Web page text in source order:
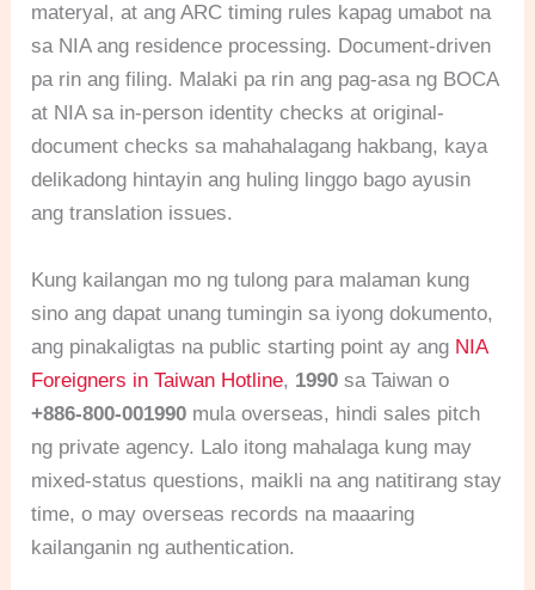
materyal, at ang ARC timing rules kapag umabot na
sa NIA ang residence processing. Document-driven
pa rin ang filing. Malaki pa rin ang pag-asa ng BOCA
at NIA sa in-person identity checks at original-
document checks sa mahahalagang hakbang, kaya
delikadong hintayin ang huling linggo bago ayusin
ang translation issues.
Kung kailangan mo ng tulong para malaman kung
sino ang dapat unang tumingin sa iyong dokumento,
ang pinakaligtas na public starting point ay ang NIA
Foreigners in Taiwan Hotline, 1990 sa Taiwan o
+886-800-001990 mula overseas, hindi sales pitch
ng private agency. Lalo itong mahalaga kung may
mixed-status questions, maikli na ang natitirang stay
time, o may overseas records na maaaring
kailanganin ng authentication.